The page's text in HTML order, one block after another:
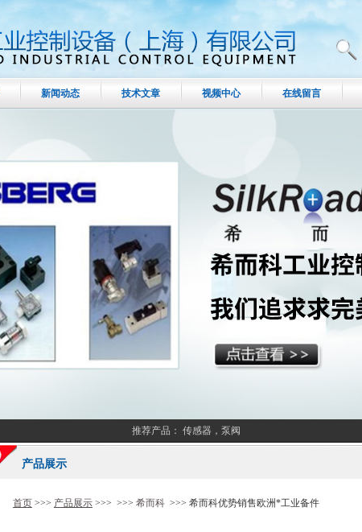
新闻动态 技术文章 视频中心 在线留言
推荐产品： 传感器，泵阀
产品展示
首页>>> 产品展示>>> >>> 希而科>>> 希而科优势销售欧洲*工业备件